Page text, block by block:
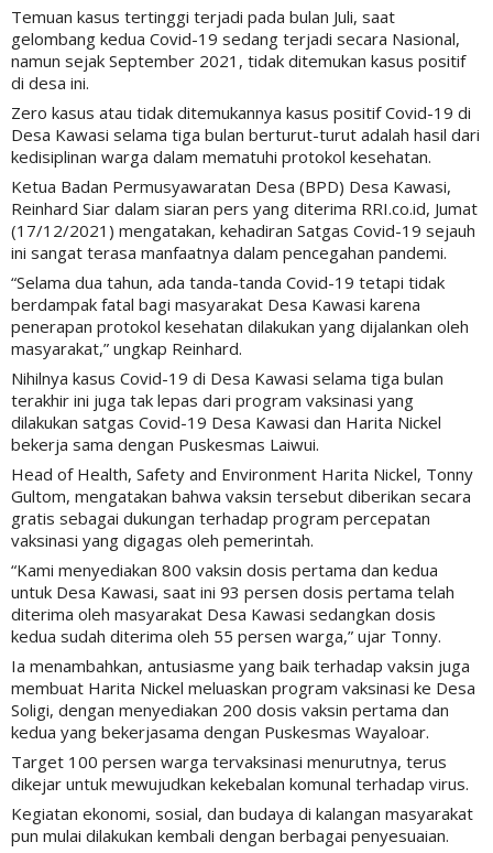
Temuan kasus tertinggi terjadi pada bulan Juli, saat
gelombang kedua Covid-19 sedang terjadi secara Nasional,
namun sejak September 2021, tidak ditemukan kasus positif
di desa ini.
Zero kasus atau tidak ditemukannya kasus positif Covid-19 di
Desa Kawasi selama tiga bulan berturut-turut adalah hasil dari
kedisiplinan warga dalam mematuhi protokol kesehatan.
Ketua Badan Permusyawaratan Desa (BPD) Desa Kawasi,
Reinhard Siar dalam siaran pers yang diterima RRI.co.id, Jumat
(17/12/2021) mengatakan, kehadiran Satgas Covid-19 sejauh
ini sangat terasa manfaatnya dalam pencegahan pandemi.
“Selama dua tahun, ada tanda-tanda Covid-19 tetapi tidak
berdampak fatal bagi masyarakat Desa Kawasi karena
penerapan protokol kesehatan dilakukan yang dijalankan oleh
masyarakat,” ungkap Reinhard.
Nihilnya kasus Covid-19 di Desa Kawasi selama tiga bulan
terakhir ini juga tak lepas dari program vaksinasi yang
dilakukan satgas Covid-19 Desa Kawasi dan Harita Nickel
bekerja sama dengan Puskesmas Laiwui.
Head of Health, Safety and Environment Harita Nickel, Tonny
Gultom, mengatakan bahwa vaksin tersebut diberikan secara
gratis sebagai dukungan terhadap program percepatan
vaksinasi yang digagas oleh pemerintah.
“Kami menyediakan 800 vaksin dosis pertama dan kedua
untuk Desa Kawasi, saat ini 93 persen dosis pertama telah
diterima oleh masyarakat Desa Kawasi sedangkan dosis
kedua sudah diterima oleh 55 persen warga,” ujar Tonny.
Ia menambahkan, antusiasme yang baik terhadap vaksin juga
membuat Harita Nickel meluaskan program vaksinasi ke Desa
Soligi, dengan menyediakan 200 dosis vaksin pertama dan
kedua yang bekerjasama dengan Puskesmas Wayaloar.
Target 100 persen warga tervaksinasi menurutnya, terus
dikejar untuk mewujudkan kekebalan komunal terhadap virus.
Kegiatan ekonomi, sosial, dan budaya di kalangan masyarakat
pun mulai dilakukan kembali dengan berbagai penyesuaian.